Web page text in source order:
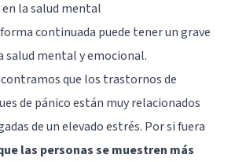
la salud mental
continuada puede tener un grave
salud mental y emocional.
que los trastornos de
de pánico están muy relacionados
de un elevado estrés. Por si fuera
las personas se muestren más